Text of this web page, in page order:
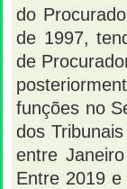
do
de 1997,
de
funções no
dos
entre
Entre 2019